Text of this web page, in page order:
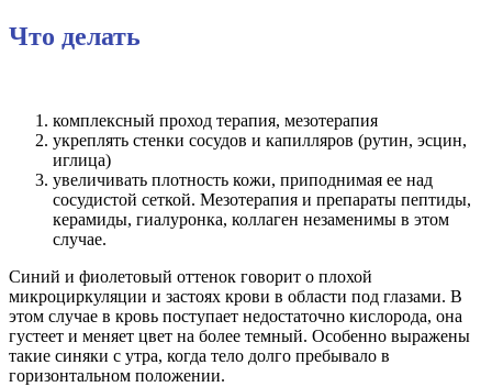
Что делать
комплексный проход терапия, мезотерапия
укреплять стенки сосудов и капилляров (рутин, эсцин,
иглица)
увеличивать плотность кожи, приподнимая ее над
сосудистой сеткой. Мезотерапия и препараты пептиды,
керамиды, гиалуронка, коллаген незаменимы в этом
случае.
Синий и фиолетовый оттенок говорит о плохой
микроциркуляции и застоях крови в области под глазами. В
этом случае в кровь поступает недостаточно кислорода, она
густеет и меняет цвет на более темный. Особенно выражены
такие синяки с утра, когда тело долго пребывало в
горизонтальном положении.